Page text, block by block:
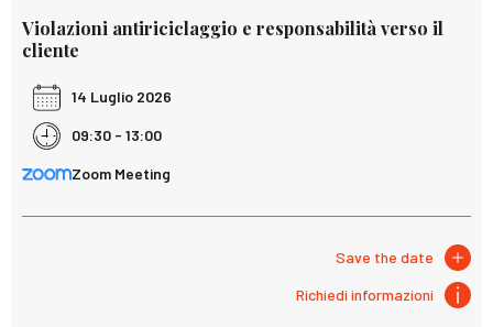
Violazioni antiriciclaggio e responsabilità verso il
cliente
14 Luglio 2026
09:30 - 13:00
Zoom Meeting
Save the date
Richiedi informazioni